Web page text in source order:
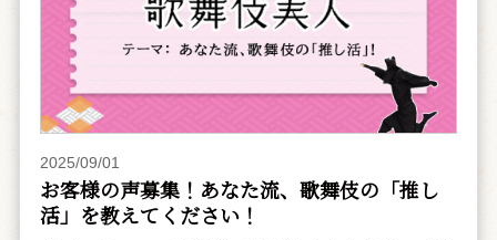
2025/09/01
お客様の声募集！あなた流、歌舞伎の「推し
活」を教えてください！